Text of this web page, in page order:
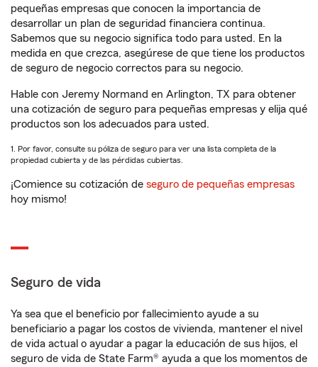
pequeñas empresas que conocen la importancia de
desarrollar un plan de seguridad financiera continua.
Sabemos que su negocio significa todo para usted. En la
medida en que crezca, asegúrese de que tiene los productos
de seguro de negocio correctos para su negocio.
Hable con Jeremy Normand en Arlington, TX para obtener
una cotización de seguro para pequeñas empresas y elija qué
productos son los adecuados para usted.
1. Por favor, consulte su póliza de seguro para ver una lista completa de la
propiedad cubierta y de las pérdidas cubiertas.
¡Comience su cotización de seguro de pequeñas empresas
hoy mismo!
Seguro de vida
Ya sea que el beneficio por fallecimiento ayude a su
beneficiario a pagar los costos de vivienda, mantener el nivel
de vida actual o ayudar a pagar la educación de sus hijos, el
seguro de vida de State Farm® ayuda a que los momentos de